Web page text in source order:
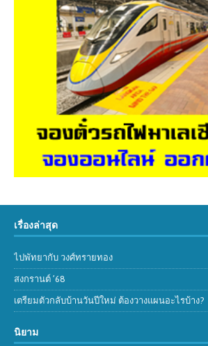
เรื่องล่าสุด
ไปพัทยากับ วงศ์ทรายทอง
สงกรานต์ ’68
เตรียมตัวกลับบ้านวันปีใหม่ ต้องวางแผนอะไรบ้าง?
นิยาม